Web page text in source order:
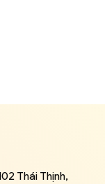
Thái Thịnh,